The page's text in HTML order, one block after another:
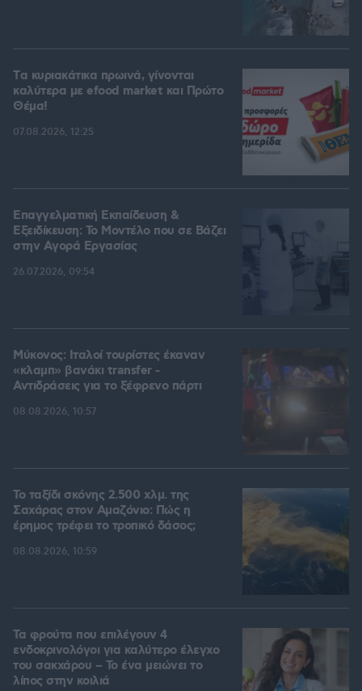
Tα κυριακάτικα πρωινά, γίνονται
καλύτερα με efood market και Πρώτο
Θέμα!
07.08.2026, 12:25
Επαγγελματική Εκπαίδευση &
Εξειδίκευση: Το Mοντέλο που σε Bάζει
στην Aγορά Eργασίας
26.07.2026, 09:54
Μύκονος: Ιταλοί τουρίστες έκαναν
«κλαμπ» βανάκι transfer -
Αντιδράσεις για το ξέφρενο πάρτι
08.08.2026, 10:57
Το ταξίδι σκόνης 2.500 χλμ. της
Σαχάρας στον Αμαζόνιο: Πώς η
έρημος τρέφει το τροπικό δάσος;
08.08.2026, 10:59
Τα φρούτα που επιλέγουν 4
ενδοκρινολόγοι για καλύτερο έλεγχο
του σακχάρου – Το ένα μειώνει το
λίπος στην κοιλιά